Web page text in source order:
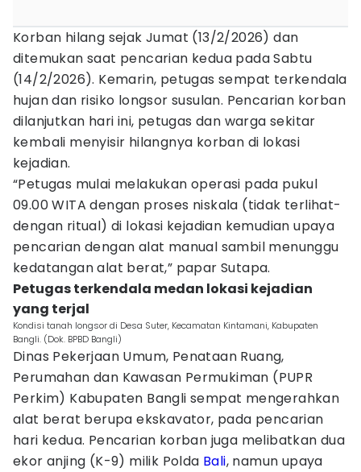
Korban hilang sejak Jumat (13/2/2026) dan
ditemukan saat pencarian kedua pada Sabtu
(14/2/2026). Kemarin, petugas sempat terkendala
hujan dan risiko longsor susulan. Pencarian korban
dilanjutkan hari ini, petugas dan warga sekitar
kembali menyisir hilangnya korban di lokasi
kejadian.
“Petugas mulai melakukan operasi pada pukul
09.00 WITA dengan proses niskala (tidak terlihat-
dengan ritual) di lokasi kejadian kemudian upaya
pencarian dengan alat manual sambil menunggu
kedatangan alat berat,” papar Sutapa.
Petugas terkendala medan lokasi kejadian
yang terjal
Kondisi tanah longsor di Desa Suter, Kecamatan Kintamani, Kabupaten
Bangli. (Dok. BPBD Bangli)
Dinas Pekerjaan Umum, Penataan Ruang,
Perumahan dan Kawasan Permukiman (PUPR
Perkim) Kabupaten Bangli sempat mengerahkan
alat berat berupa ekskavator, pada pencarian
hari kedua. Pencarian korban juga melibatkan dua
ekor anjing (K-9) milik Polda Bali, namun upaya